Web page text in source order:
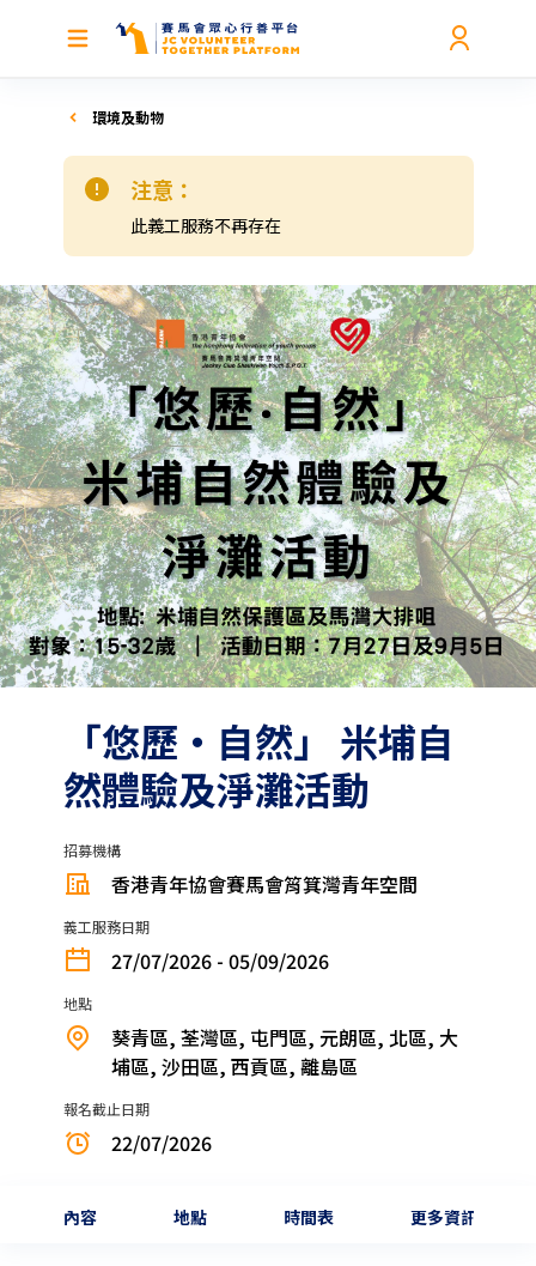
環境及動物
注意：
此義工服務不再存在
「悠歷‧自然」 米埔自
然體驗及淨灘活動
招募機構
香港青年協會賽馬會筲箕灣青年空間
義工服務日期
27/07/2026 - 05/09/2026
地點
葵青區, 荃灣區, 屯門區, 元朗區, 北區, 大
埔區, 沙田區, 西貢區, 離島區
報名截止日期
22/07/2026
內容 地點 時間表 更多資訊